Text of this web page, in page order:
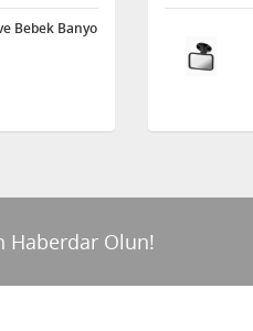
Bebek Banyo
Haberdar Olun!